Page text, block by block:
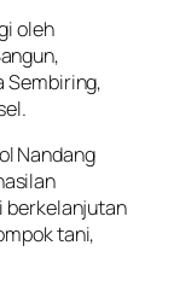
oleh
Sembiring,
Nandang
berkelanjutan
tani,